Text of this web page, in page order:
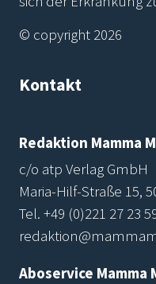
© copyright 2026
Kontakt
Redaktion Mamma
c/o atp Verlag GmbH
Maria-Hilf-Straße 15,
Tel. +49 (0)221 27 23
Aboservice Mamma